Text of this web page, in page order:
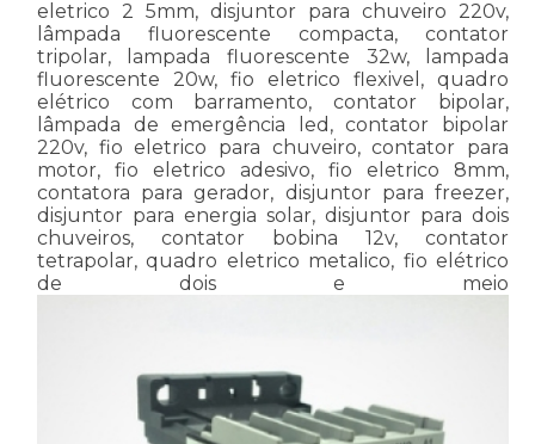
eletrico 2 5mm, disjuntor para chuveiro 220v,
lâmpada fluorescente compacta, contator
tripolar, lampada fluorescente 32w, lampada
fluorescente 20w, fio eletrico flexivel, quadro
elétrico com barramento, contator bipolar,
lâmpada de emergência led, contator bipolar
220v, fio eletrico para chuveiro, contator para
motor, fio eletrico adesivo, fio eletrico 8mm,
contatora para gerador, disjuntor para freezer,
disjuntor para energia solar, disjuntor para dois
chuveiros, contator bobina 12v, contator
tetrapolar, quadro eletrico metalico, fio elétrico
de dois e meio